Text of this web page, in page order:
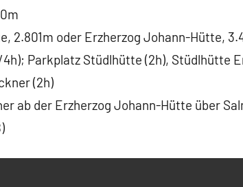
2.801m oder Erzherzog Johann-Hütte,
Parkplatz Stüdlhütte (2h), Stüdlhütte
(2h)
ab der Erzherzog Johann-Hütte über